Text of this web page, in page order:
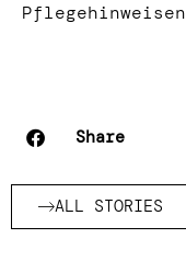
Pflegehinweisen
Share
ALL STORIES